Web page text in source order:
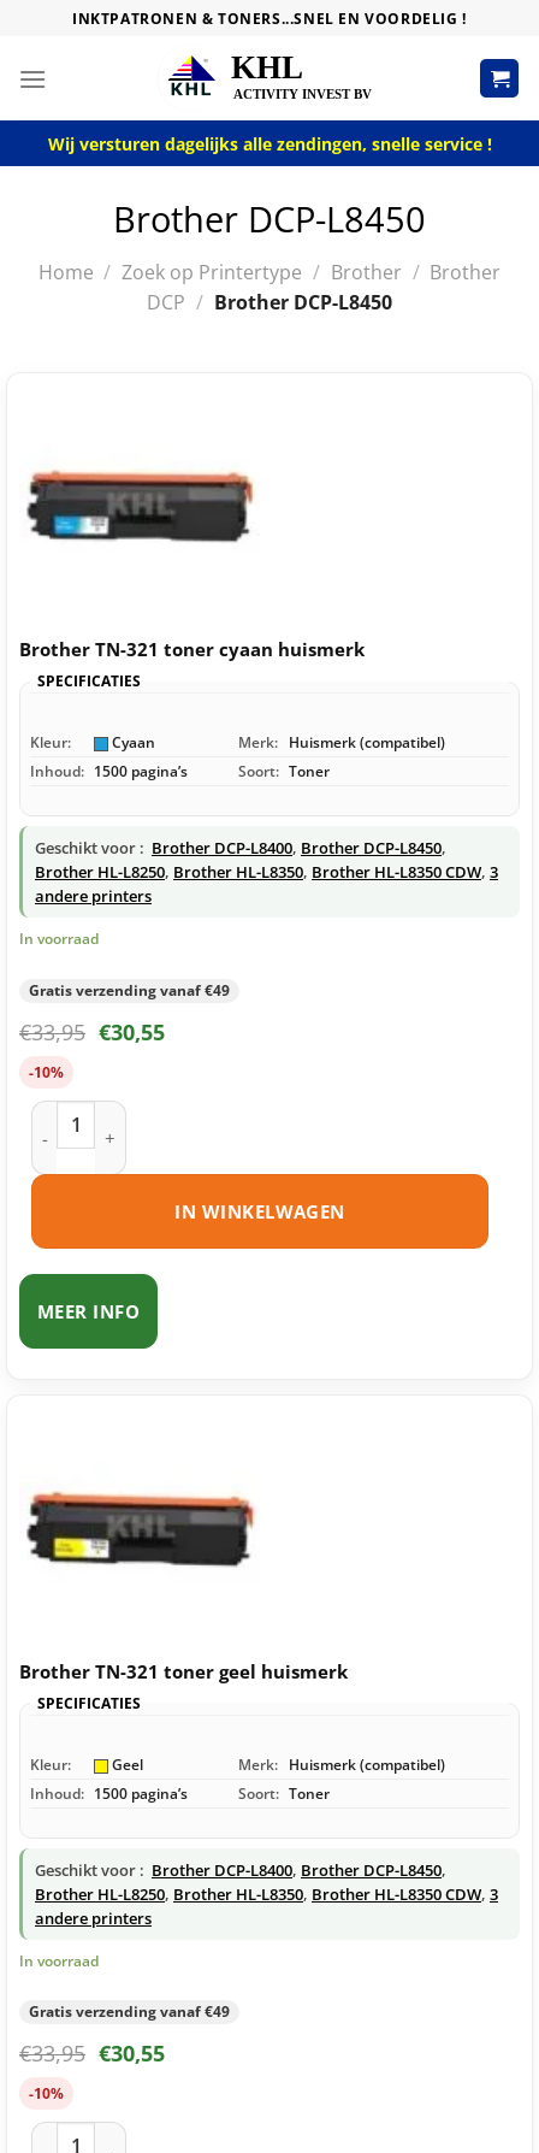
content
INKTPATRONEN & TONERS...SNEL EN VOORDELIG !
Wij versturen dagelijks alle zendingen, snelle service !
Brother DCP-L8450
Home / Zoek op Printertype / Brother / Brother
DCP / Brother DCP-L8450
Brother TN-321 toner cyaan huismerk
SPECIFICATIES
Kleur: Cyaan Merk: Huismerk (compatibel)
Inhoud: 1500 pagina’s Soort: Toner
Geschikt voor : Brother DCP-L8400, Brother DCP-L8450,
Brother HL-L8250, Brother HL-L8350, Brother HL-L8350 CDW, 3
andere printers
In voorraad
Gratis verzending vanaf €49
€33,95 €30,55
-10%
Brother TN-321 toner cyaan huismerk aantal
IN WINKELWAGEN
MEER INFO
Brother TN-321 toner geel huismerk
SPECIFICATIES
Kleur: Geel Merk: Huismerk (compatibel)
Inhoud: 1500 pagina’s Soort: Toner
Geschikt voor : Brother DCP-L8400, Brother DCP-L8450,
Brother HL-L8250, Brother HL-L8350, Brother HL-L8350 CDW, 3
andere printers
In voorraad
Gratis verzending vanaf €49
€33,95 €30,55
-10%
Brother TN-321 toner geel huismerk aantal